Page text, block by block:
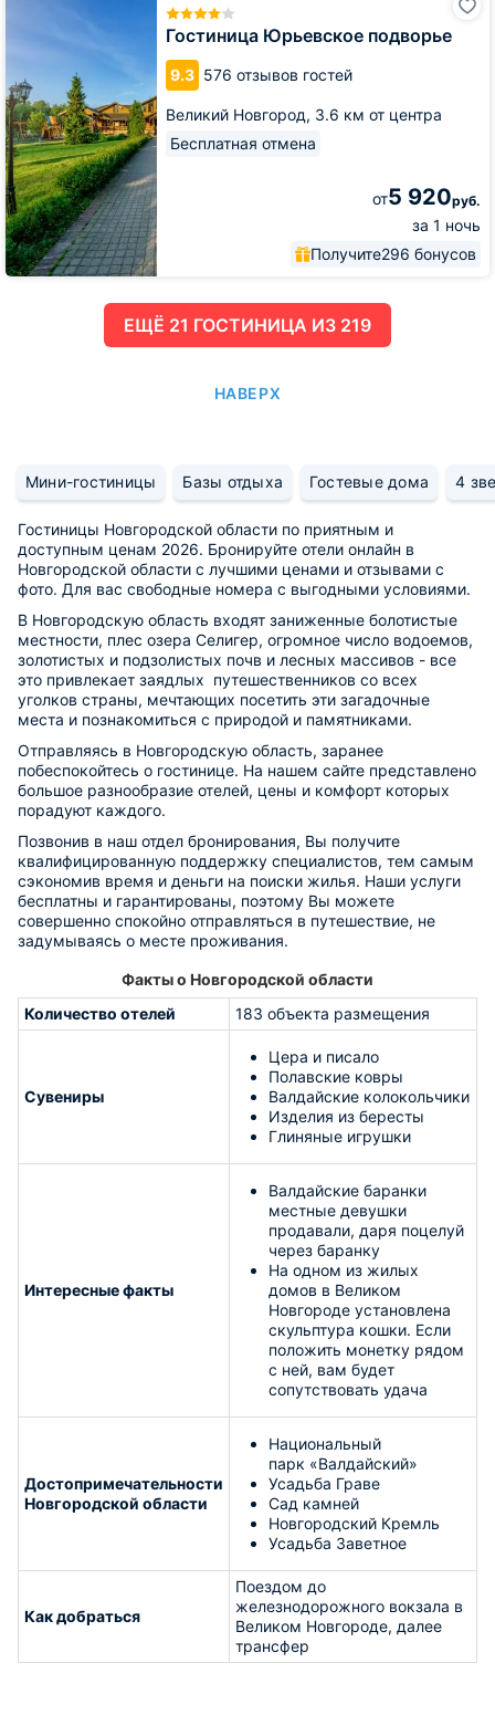
Гостиница Юрьевское подворье
9.3 576 отзывов гостей
Великий Новгород, 3.6 км от центра
Бесплатная отмена
от5 920руб.
за 1 ночь
Получите296 бонусов
ЕЩË 21 ГОСТИНИЦА ИЗ 219
НАВЕРХ
Мини-гостиницы Базы отдыха Гостевые дома 4
Гостиницы Новгородской области по приятным и
доступным ценам 2026. Бронируйте отели онлайн в
Новгородской области с лучшими ценами и отзывами с
фото. Для вас свободные номера с выгодными условиями.
В Новгородскую область входят заниженные болотистые
местности, плес озера Селигер, огромное число водоемов,
золотистых и подзолистых почв и лесных массивов - все
это привлекает заядлых путешественников со всех
уголков страны, мечтающих посетить эти загадочные
места и познакомиться с природой и памятниками.
Отправляясь в Новгородскую область, заранее
побеспокойтесь о гостинице. На нашем сайте представлено
большое разнообразие отелей, цены и комфорт которых
порадуют каждого.
Позвонив в наш отдел бронирования, Вы получите
квалифицированную поддержку специалистов, тем самым
сэкономив время и деньги на поиски жилья. Наши услуги
бесплатны и гарантированы, поэтому Вы можете
совершенно спокойно отправляться в путешествие, не
задумываясь о месте проживания.
Факты о Новгородской области
Количество отелей
183 объекта размещения
Сувениры
Цера и писало
Полавские ковры
Валдайские колокольчики
Изделия из бересты
Глиняные игрушки
Интересные факты
Валдайские баранки
местные девушки
продавали, даря поцелуй
через баранку
На одном из жилых
домов в Великом
Новгороде установлена
скульптура кошки. Если
положить монетку рядом
с ней, вам будет
сопутствовать удача
Достопримечательности
Новгородской области
Национальный
парк «Валдайский»
Усадьба Граве
Сад камней
Новгородский Кремль
Усадьба Заветное
Как добраться
Поездом до
железнодорожного вокзала в
Великом Новгороде, далее
трансфер